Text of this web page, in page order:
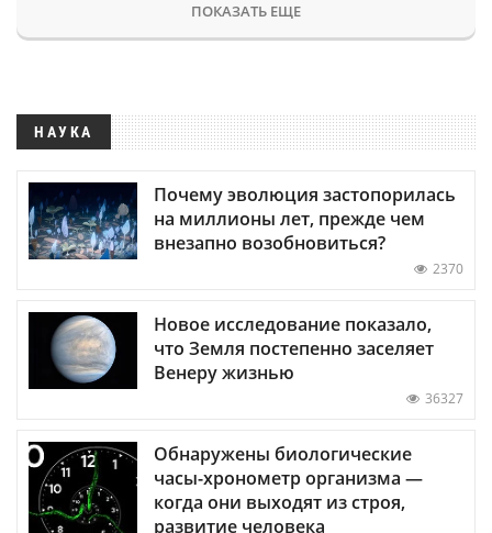
ПОКАЗАТЬ ЕЩЕ
НАУКА
Почему эволюция застопорилась
на миллионы лет, прежде чем
внезапно возобновиться?
2370
Новое исследование показало,
что Земля постепенно заселяет
Венеру жизнью
36327
Обнаружены биологические
часы-хронометр организма —
когда они выходят из строя,
развитие человека